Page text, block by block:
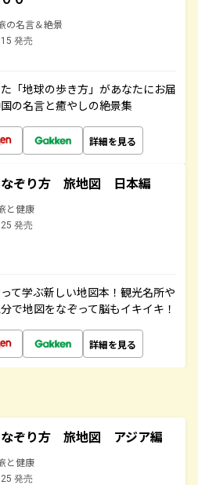
の名言＆絶景
発売
「地球の歩き方」があなたにお届
の名言と癒やしの絶景集
詳細を見る
なぞり方 旅地図 日本編
と健康
発売
て学ぶ新しい地図本！観光名所や
で地図をなぞって脳もイキイキ！
詳細を見る
なぞり方 旅地図 アジア編
と健康
発売